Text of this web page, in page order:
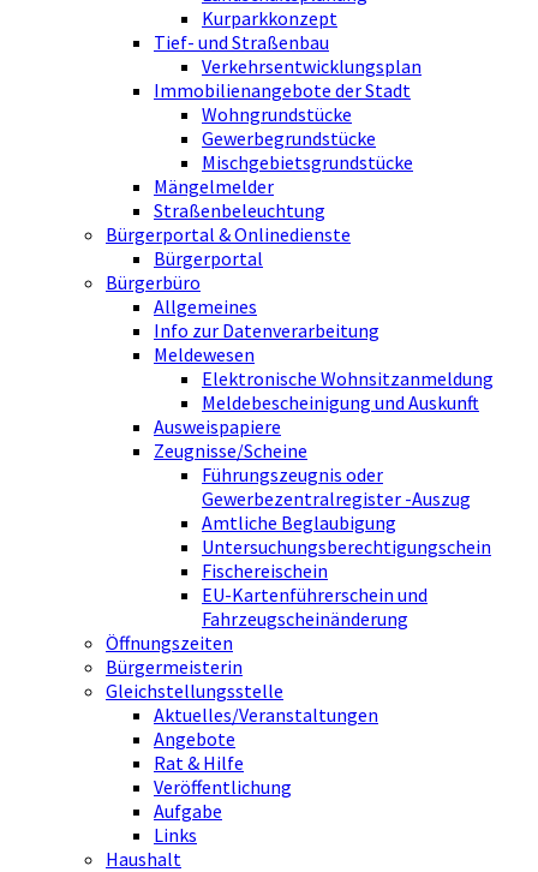
Kurparkkonzept
Tief- und Straßenbau
Verkehrsentwicklungsplan
Immobilienangebote der Stadt
Wohngrundstücke
Gewerbegrundstücke
Mischgebietsgrundstücke
Mängelmelder
Straßenbeleuchtung
Bürgerportal & Onlinedienste
Bürgerportal
Bürgerbüro
Allgemeines
Info zur Datenverarbeitung
Meldewesen
Elektronische Wohnsitzanmeldung
Meldebescheinigung und Auskunft
Ausweispapiere
Zeugnisse/Scheine
Führungszeugnis oder
Gewerbezentralregister -Auszug
Amtliche Beglaubigung
Untersuchungsberechtigungschein
Fischereischein
EU-Kartenführerschein und
Fahrzeugscheinänderung
Öffnungszeiten
Bürgermeisterin
Gleichstellungsstelle
Aktuelles/Veranstaltungen
Angebote
Rat & Hilfe
Veröffentlichung
Aufgabe
Links
Haushalt